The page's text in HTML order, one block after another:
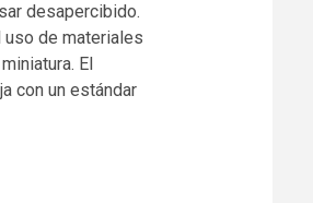
desapercibido.
de materiales
El
con un estándar